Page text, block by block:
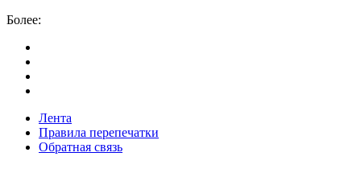
Более:
Лента
Правила перепечатки
Обратная связь